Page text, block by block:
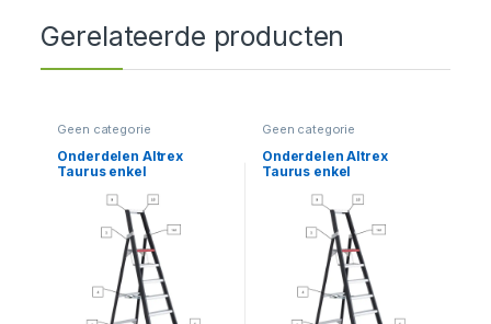
Gerelateerde producten
Geen categorie
Onderdelen Altrex
Taurus enkel
Geen categorie
Onderdelen Altrex
Taurus enkel